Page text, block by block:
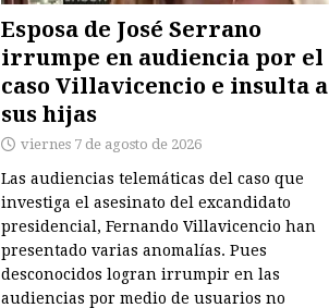
Esposa de José Serrano
irrumpe en audiencia por el
caso Villavicencio e insulta a
sus hijas
viernes 7 de agosto de 2026
Las audiencias telemáticas del caso que
investiga el asesinato del excandidato
presidencial, Fernando Villavicencio han
presentado varias anomalías. Pues
desconocidos logran irrumpir en las
audiencias por medio de usuarios no